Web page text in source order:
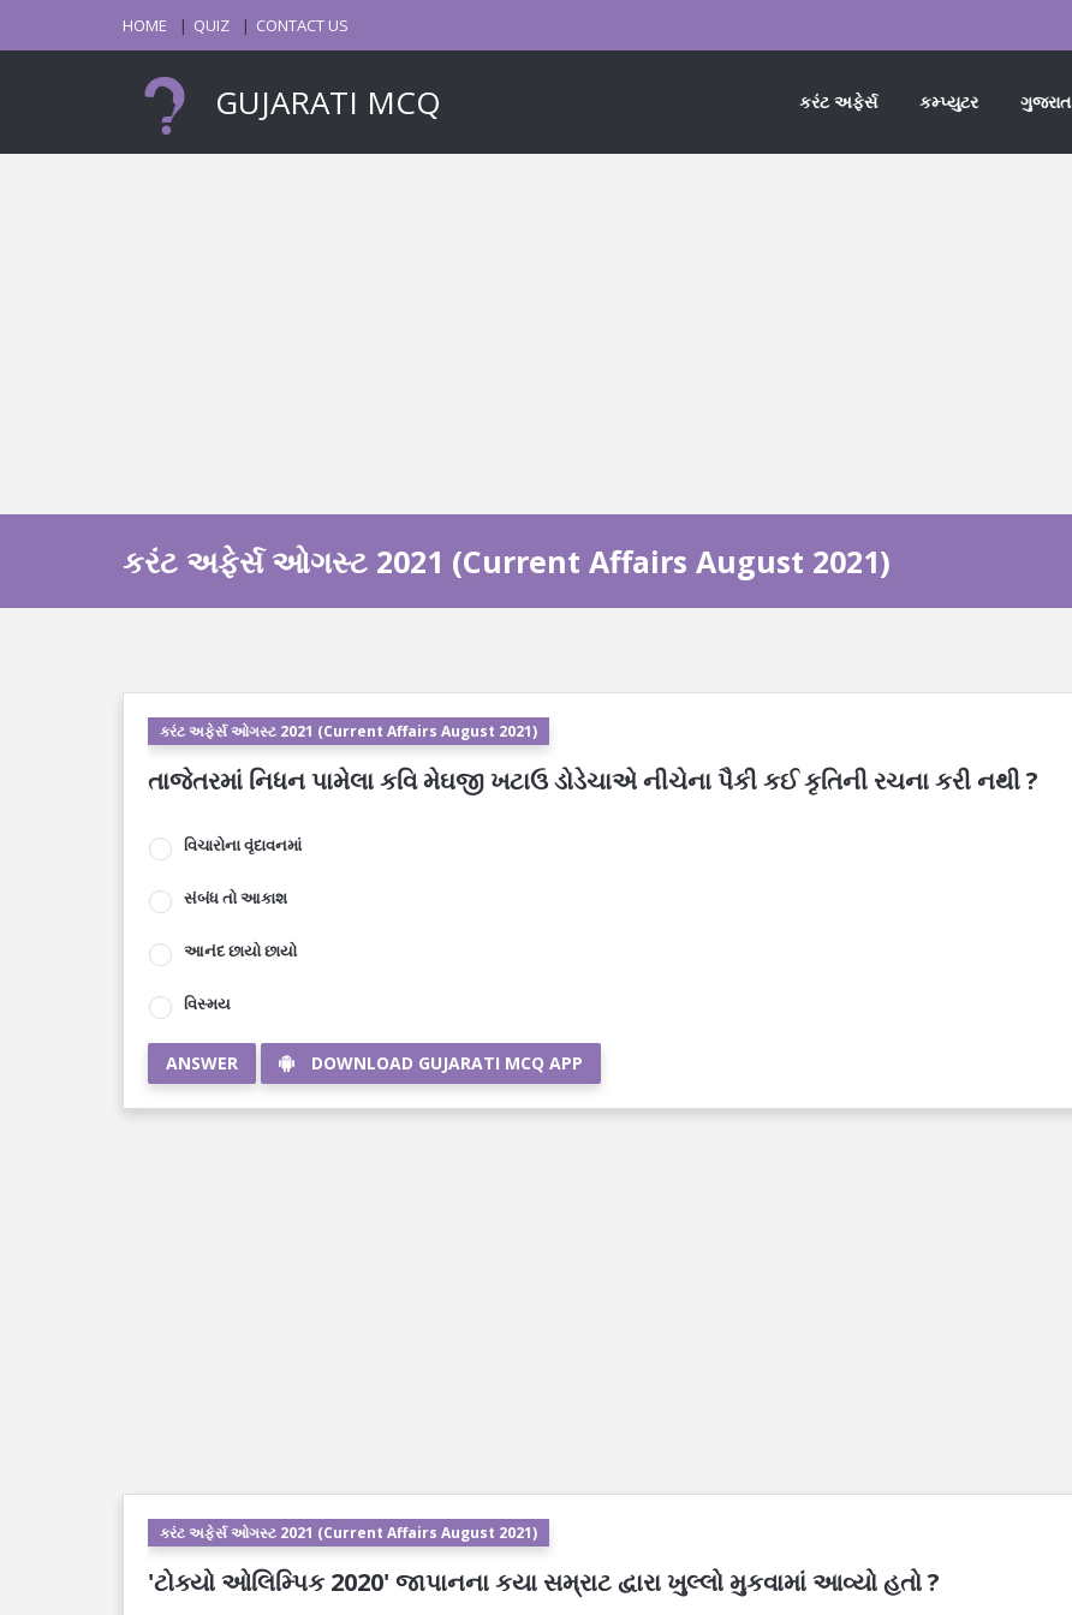
HOME QUIZ CONTACT US
GUJARATI MCQ કરંટ અફેર્સ કમ્પ્યુટર ગુજરાત
કરંટ અફેર્સ ઓગસ્ટ 2021 (Current Affairs August 2021)
કરંટ અફેર્સ ઓગસ્ટ 2021 (Current Affairs August 2021)
તાજેતરમાં નિધન પામેલા કવિ મેઘજી ખટાઉ ડોડેચાએ નીચેના પૈકી કઈ કૃતિની રચના કરી નથી ?
વિચારોના વૃંદાવનમાં
સંબંધ તો આકાશ
આનંદ છાયો છાયો
વિસ્મય
ANSWER DOWNLOAD GUJARATI MCQ APP
કરંટ અફેર્સ ઓગસ્ટ 2021 (Current Affairs August 2021)
'ટોક્યો ઓલિમ્પિક 2020' જાપાનના કયા સમ્રાટ દ્વારા ખુલ્લો મુકવામાં આવ્યો હતો ?